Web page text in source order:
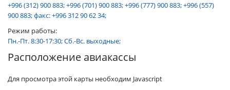
+996 (312) 900 883; +996 (701) 900 883; +996 (777) 900 883; +996 (557)
900 883; факс: +996 312 90 62 34;
Режим работы:
Пн.-Пт. 8:30-17:30; Сб.-Вс. выходные;
Расположение авиакассы
Для просмотра этой карты необходим Javascript